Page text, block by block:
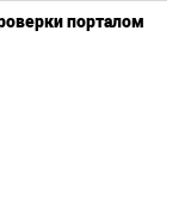
порталом